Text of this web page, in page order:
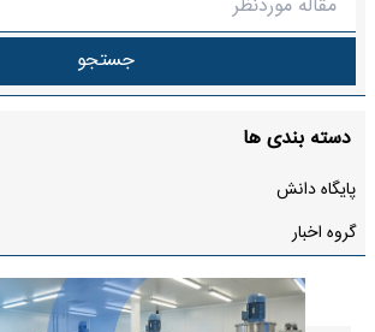
دسته بندی ها
پایگاه ‌دانش
گروه اخبار